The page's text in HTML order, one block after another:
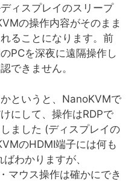
ィスプレイのスリープ
の操作内容がそのまま
ることになります。前
PCを深夜に遠隔操作し
できません。
というと、NanoKVMで
にして、操作はRDPで
ました (ディスプレイの
のHDMI端子には何も
わかりますが、
マウス操作は確かにでき